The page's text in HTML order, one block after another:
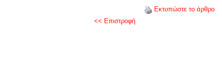
Εκτυπώστε το άρθρο
<< Επιστροφή